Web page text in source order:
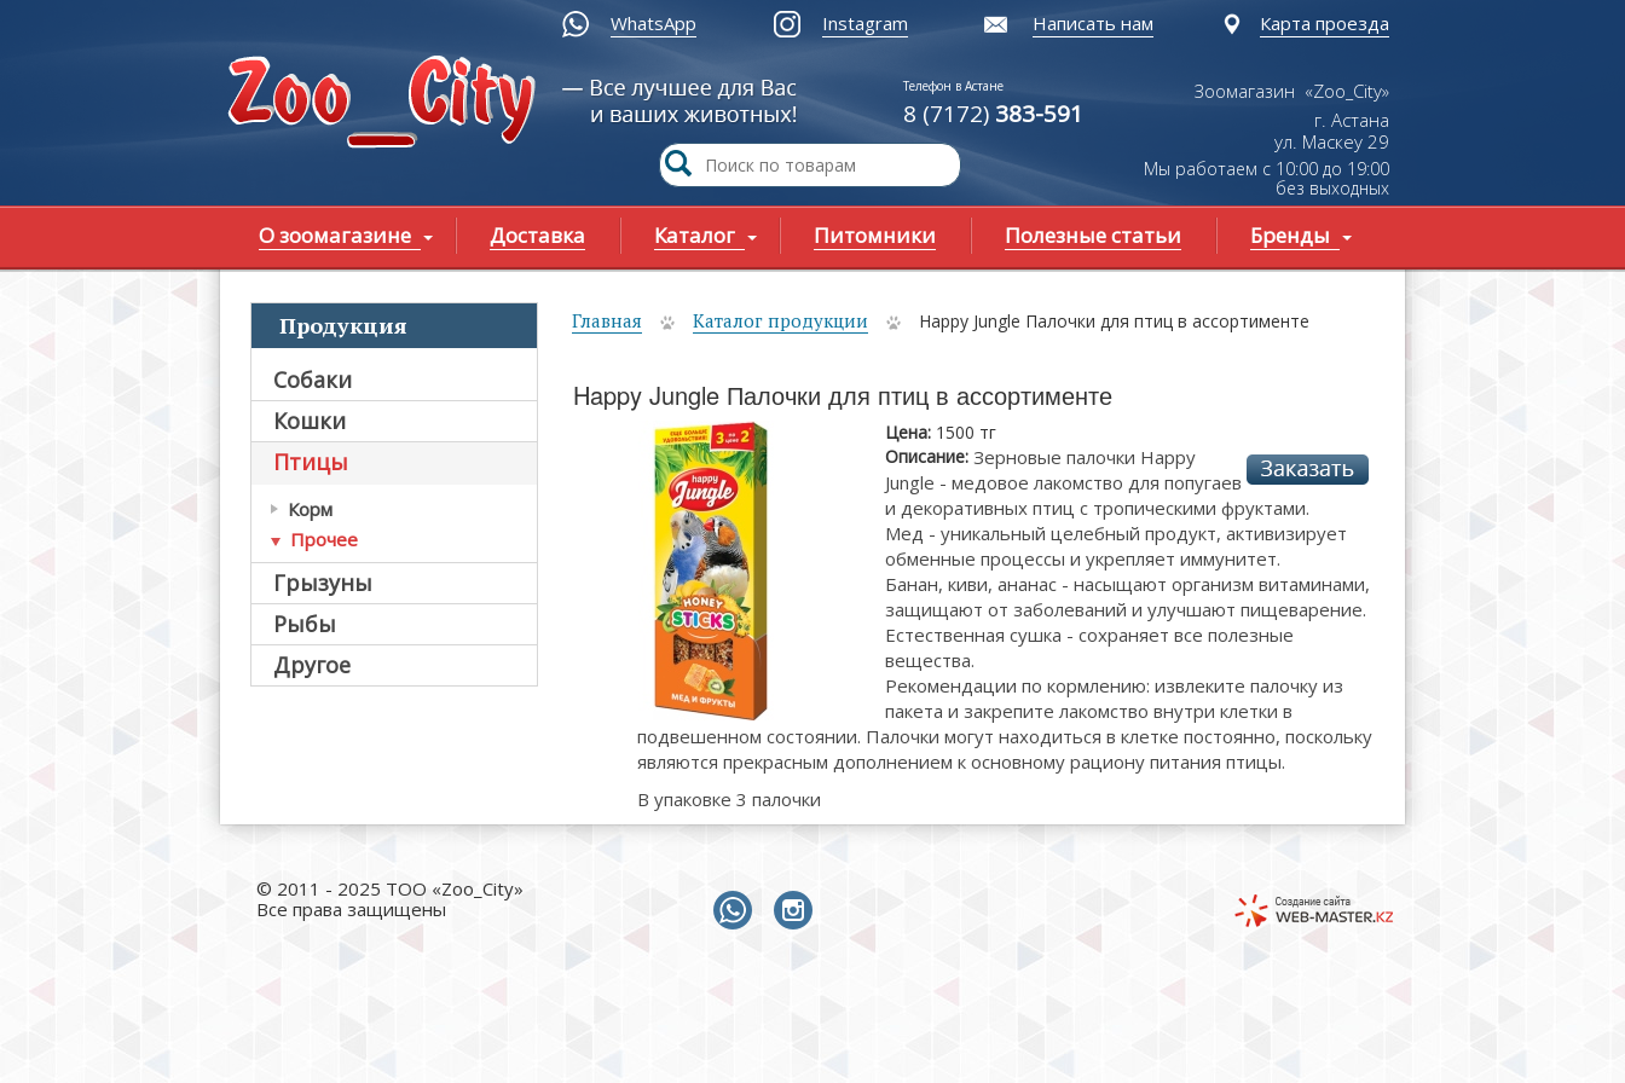
WhatsApp Instagram Написать нам Карта проезда
Телефон в Астане
8 (7172) 383-591
Зоомагазин «Zoo_City»
г. Астана
ул. Маскеу29
Мы работаем с 10:00 до 19:00
без выходных
О зоомагазине Доставка Каталог Питомники Полезные статьи Бренды
Продукция
Собаки
Кошки
Птицы
Корм
Прочее
Грызуны
Рыбы
Другое
Вы здесь
Главная Каталог продукции Happy Jungle Палочки для птиц в ассортименте
Happy Jungle Палочки для птиц в ассортименте
Цена: 1500 тг
Описание: Зерновые палочки Happy
Jungle - медовое лакомство для попугаев
и декоративных птиц с тропическими фруктами.
Мед - уникальный целебный продукт, активизирует
обменные процессы и укрепляет иммунитет.
Банан, киви, ананас - насыщают организм витаминами,
защищают от заболеваний и улучшают пищеварение.
Естественная сушка - сохраняет все полезные
вещества.
Рекомендации по кормлению: извлеките палочку из
пакета и закрепите лакомство внутри клетки в
подвешенном состоянии. Палочки могут находиться в клетке постоянно, поскольку
являются прекрасным дополнением к основному рациону питания птицы.
В упаковке 3 палочки
© 2011 - 2025 ТОО «Zoo_City»
Все права защищены
whatsapp